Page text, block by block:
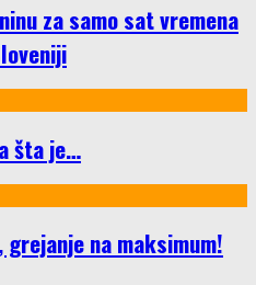
za samo sat vremena
šta je…
grejanje na maksimum!